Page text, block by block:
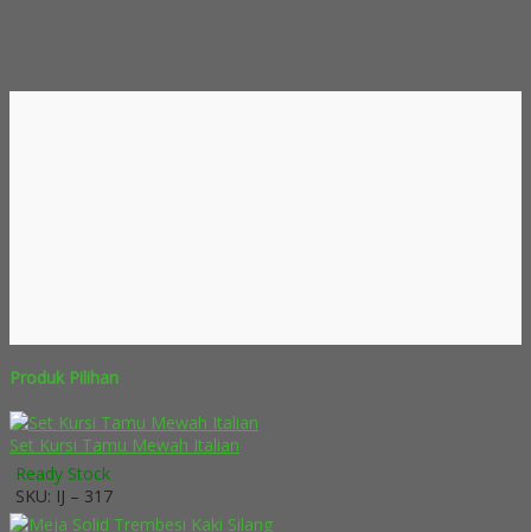
Produk Pilihan
Set Kursi Tamu Mewah Italian
Ready Stock
SKU: IJ – 317